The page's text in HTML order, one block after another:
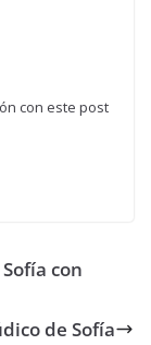
con este post
con
de Sofía